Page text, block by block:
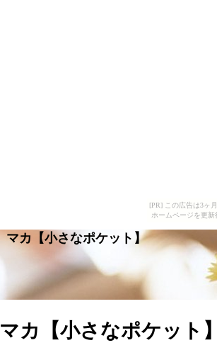
[PR] この広告は3ヶ
ホームページを更
マカ【小さなポケット】
マカ【小さなポケット